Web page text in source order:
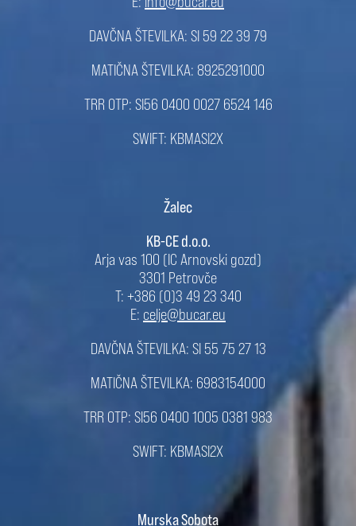
DAVČNA ŠTEVILKA: SI 59 22 39 79
MATIČNA ŠTEVILKA: 8925291000
TRR OTP: SI56 0400 0027 6524 146
SWIFT: KBMASI2X
Žalec
KB-CE d.o.o.
Arja vas 100 (IC Arnovski gozd)
3301 Petrovče
T: +386 (0)3 49 23 340
E: celje@bucar.eu
DAVČNA ŠTEVILKA: SI 55 75 27 13
MATIČNA ŠTEVILKA: 6983154000
TRR OTP: SI56 0400 1005 0381 983
SWIFT: KBMASI2X
Murska Sobota